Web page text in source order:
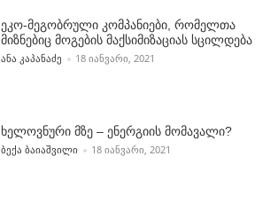
ეკო-მეგობრული კომპანიები, რომელთა
მიზნებიც მოგების მაქსიმიზაციას სცილდება
POSTED BY
ᲐᲜᲐ ᲙᲐᲞᲐᲜᲐᲫᲔ 18 ᲘᲐᲜᲕᲐᲠᲘ, 2021
ხელოვნური მზე – ენერგიის მომავალი?
POSTED BY
ᲑᲔᲥᲐ ᲑᲐᲘᲐᲨᲕᲘᲚᲘ 18 ᲘᲐᲜᲕᲐᲠᲘ, 2021